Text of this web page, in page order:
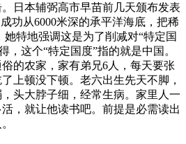
日本辅弼高市早苗前几天颁布发表
功从6000米深的承平洋海底，把稀
特地强调这是为了削减对“特定国
，这个“特定国度”指的就是中国。
的农家，家有弟兄6人，每天要张
上顿没下顿。老六出生先天不脚，
头大脖子细，经常生病。家里人一
，就让他读书吧。前提是必需读出